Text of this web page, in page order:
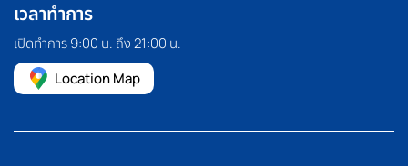
เวลาทำการ
เปิดทำการ 9:00 น. ถึง 21:00 น.
Location Map